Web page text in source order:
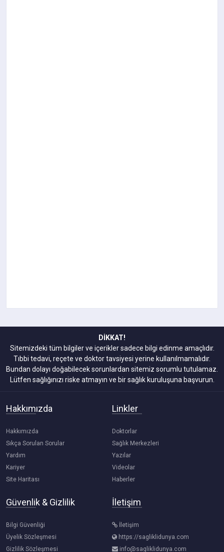
DİKKAT!
Sitemizdeki tüm bilgiler ve içerikler sadece bilgi edinme amaçlıdır.
Tıbbi tedavi, reçete ve doktor tavsiyesi yerine kullanılmamalıdır.
Bundan dolayı doğabilecek sorunlardan sitemiz sorumlu tutulamaz.
Lütfen sağlığınızı riske atmayın ve bir sağlık kuruluşuna başvurun.
Hakkımızda
Hakkımızda
Sıkça Sorulan Sorular
Yardım
Kariyer
Site Haritası
Linkler
Doktorlar
Sağlık Merkezleri
Yazılar
Videolar
Haberler
Güvenlik & Gizlilik
Bilgi Güvenliği
Üyelik Sözleşmesi
Gizlilik Sözleşmesi
İletişim
İletişim
https://sagliklidunya.com
info@sagliklidunya.com